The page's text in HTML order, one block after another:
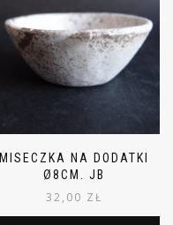
MISECZKA NA DODATKI
Ø8CM. JB
32,00 ZŁ